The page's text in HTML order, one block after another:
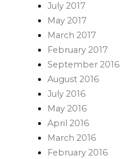
July 2017
May 2017
March 2017
February 2017
September 2016
August 2016
July 2016
May 2016
April 2016
March 2016
February 2016